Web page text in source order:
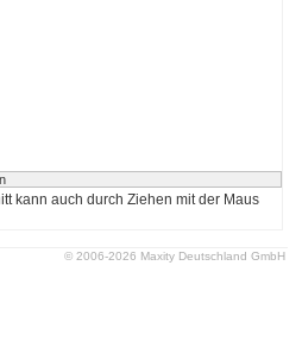
kann auch durch Ziehen mit der Maus
© 2006-2026 Maxity Deutschland GmbH